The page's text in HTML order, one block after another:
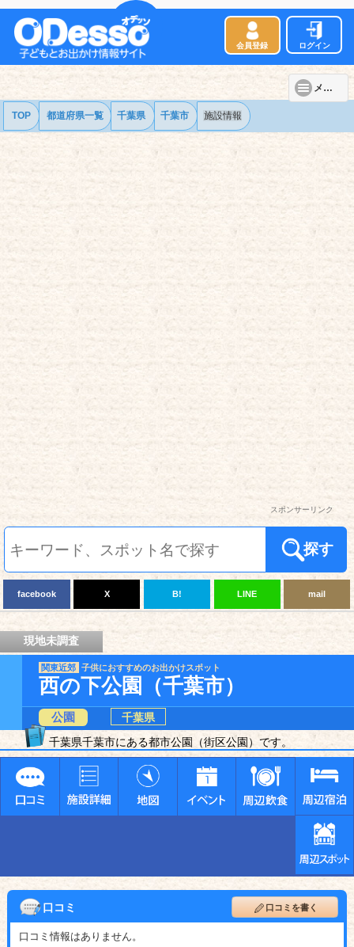
会員登録 ログイン
メニュー
TOP 都道府県一覧 千葉県 千葉市 施設情報
スポンサーリンク
探す
facebook X B! LINE mail
現地未調査
関東近郊 子供におすすめのお出かけスポット
西の下公園（千葉市）
公園
千葉県
千葉県千葉市にある都市公園（街区公園）です。
口コミ 口コミを書く
口コミ情報はありません。